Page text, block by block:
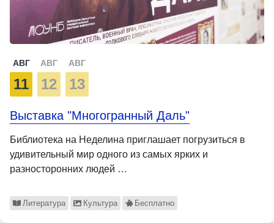
АВГ
11
АВГ
12
АВГ
13
Выставка "Многогранный Даль"
Библиотека на Неделина приглашает погрузиться в
удивительный мир одного из самых ярких и
разносторонних людей …
Литература Культура Бесплатно